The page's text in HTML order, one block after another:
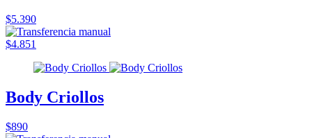
$5.390
$4.851
Body Criollos
$890